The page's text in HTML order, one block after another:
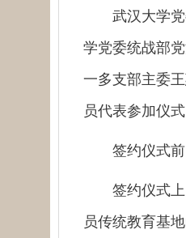
武汉大学党
学党委统战部
一多支部主委
员代表参加仪式
签约仪式前，
签约仪式上
员传统教育基